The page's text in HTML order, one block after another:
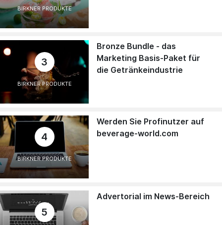
BIRKNER PRODUKTE
3
BIRKNER PRODUKTE
Bronze Bundle - das
Marketing Basis-Paket für
die Getränkeindustrie
4
BIRKNER PRODUKTE
Werden Sie Profinutzer auf
beverage-world.com
5
Advertorial im News-Bereich